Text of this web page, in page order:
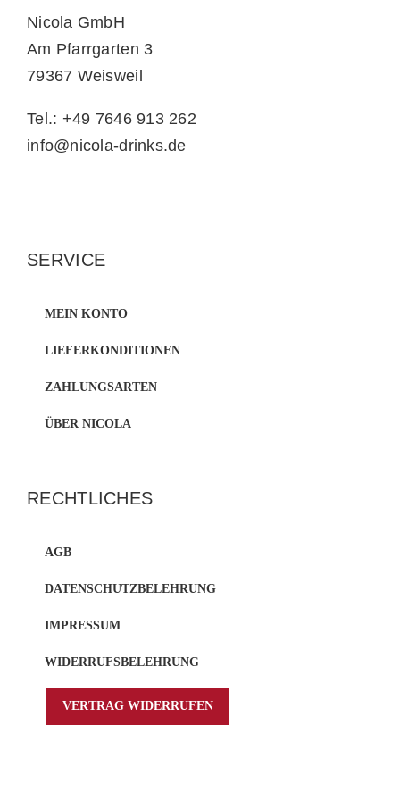
Nicola GmbH
Am Pfarrgarten 3
79367 Weisweil
Tel.: +49 7646 913 262
info@nicola-drinks.de
SERVICE
MEIN KONTO
LIEFERKONDITIONEN
ZAHLUNGSARTEN
ÜBER NICOLA
RECHTLICHES
AGB
DATENSCHUTZBELEHRUNG
IMPRESSUM
WIDERRUFSBELEHRUNG
VERTRAG WIDERRUFEN